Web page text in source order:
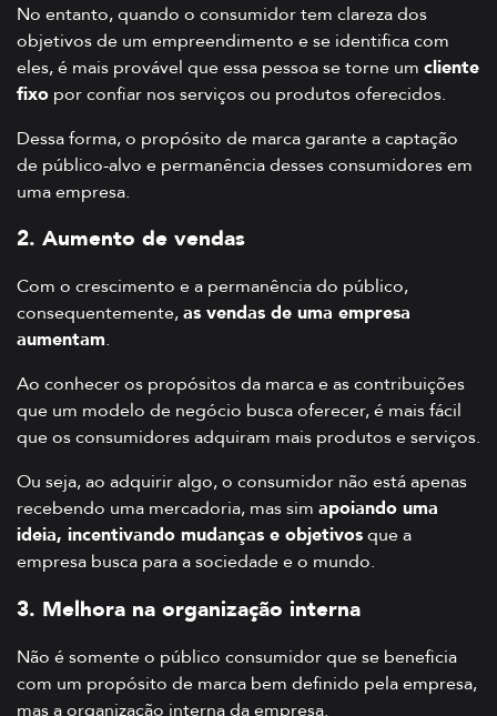
No entanto, quando o consumidor tem clareza dos
objetivos de um empreendimento e se identifica com
eles, é mais provável que essa pessoa se torne um cliente
fixo por confiar nos serviços ou produtos oferecidos.
Dessa forma, o propósito de marca garante a captação
de público-alvo e permanência desses consumidores em
uma empresa.
2. Aumento de vendas
Com o crescimento e a permanência do público,
consequentemente,as vendas de uma empresa
aumentam.
Ao conhecer os propósitos da marca e as contribuições
que um modelo de negócio busca oferecer, é mais fácil
que os consumidores adquiram mais produtos e serviços.
Ou seja, ao adquirir algo, o consumidor não está apenas
recebendo uma mercadoria, mas sim apoiando uma
ideia, incentivando mudanças e objetivosque a
empresa busca para a sociedade e o mundo.
3. Melhora na organização interna
Não é somente o público consumidor que se beneficia
com um propósito de marca bem definido pela empresa,
mas a organização interna da empresa.